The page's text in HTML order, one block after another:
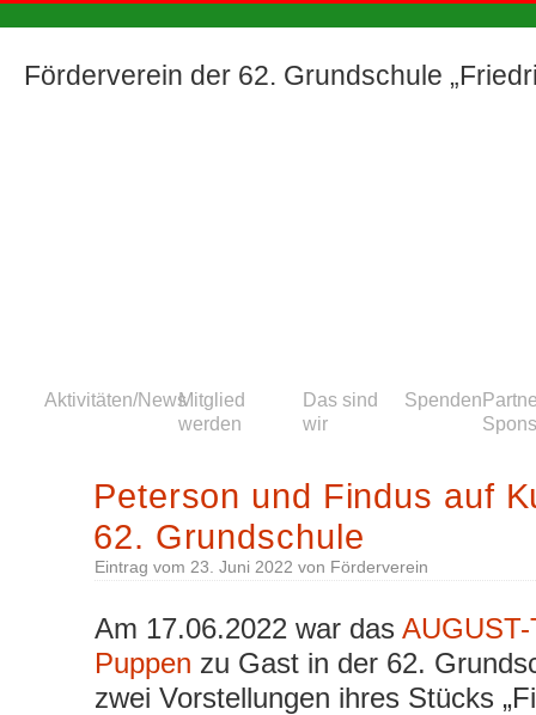
Förderverein der 62. Grundschule
Aktivitäten/NewsMitglied
werden
Das sind
wir
Spenden
Peterson und Findus auf
62. Grundschule
Eintrag vom 23. Juni 2022 von Förderverein
Am 17.06.2022 war das
Puppen zu Gast in der 62.
zwei Vorstellungen ihres Stücks